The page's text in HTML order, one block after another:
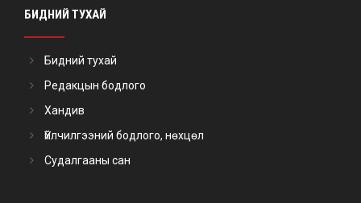
БИДНИЙ ТУХАЙ
Бидний тухай
Редакцын бодлого
Хандив
Үйлчилгээний бодлого, нөхцөл
Судалгааны сан